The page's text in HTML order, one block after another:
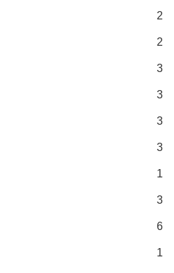
2
2
3
3
3
3
1
3
6
1